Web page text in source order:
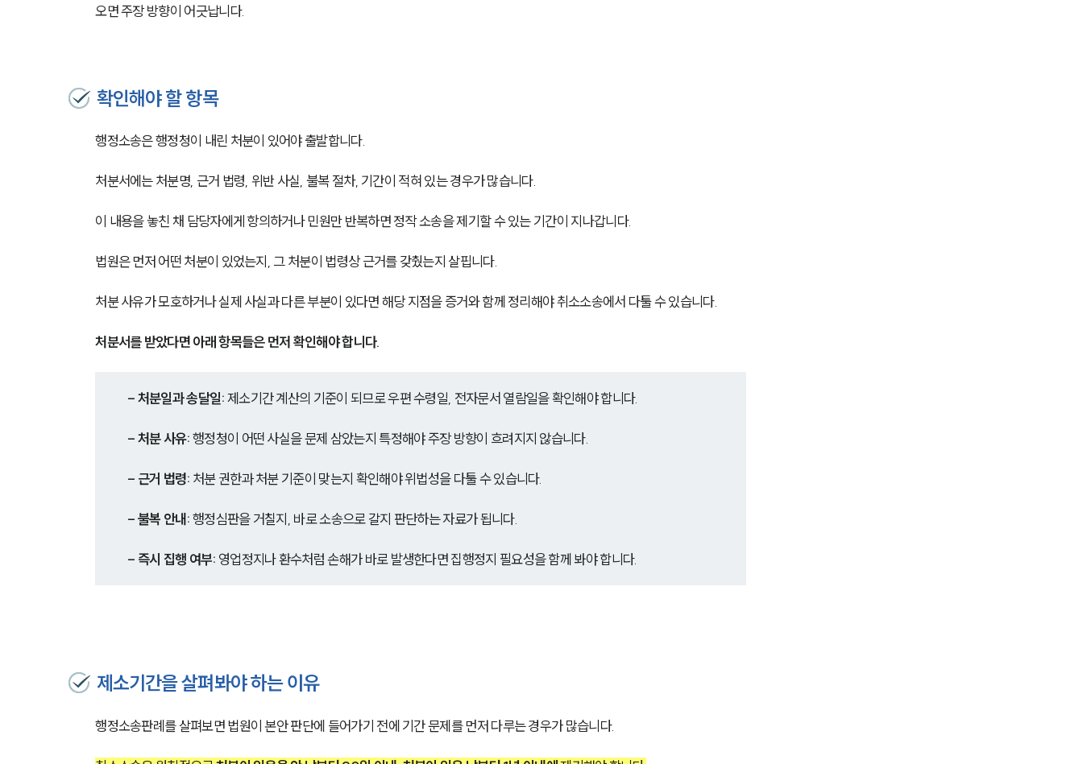
오면 주장 방향이 어긋납니다.
확인해야 할 항목
행정소송은 행정청이 내린 처분이 있어야 출발합니다.
처분서에는 처분명, 근거 법령, 위반 사실, 불복 절차, 기간이 적혀 있는 경우가 많습니다.
이 내용을 놓친 채 담당자에게 항의하거나 민원만 반복하면 정작 소송을 제기할 수 있는 기간이 지나갑니다.
법원은 먼저 어떤 처분이 있었는지, 그 처분이 법령상 근거를 갖췄는지 살핍니다.
처분 사유가 모호하거나 실제 사실과 다른 부분이 있다면 해당 지점을 증거와 함께 정리해야 취소소송에서 다툴 수 있습니다.
처분서를 받았다면 아래 항목들은 먼저 확인해야 합니다.
- 처분일과 송달일: 제소기간 계산의 기준이 되므로 우편 수령일, 전자문서 열람일을 확인해야 합니다.
- 처분 사유: 행정청이 어떤 사실을 문제 삼았는지 특정해야 주장 방향이 흐려지지 않습니다.
- 근거 법령: 처분 권한과 처분 기준이 맞는지 확인해야 위법성을 다툴 수 있습니다.
- 불복 안내: 행정심판을 거칠지, 바로 소송으로 갈지 판단하는 자료가 됩니다.
- 즉시 집행 여부: 영업정지나 환수처럼 손해가 바로 발생한다면 집행정지 필요성을 함께 봐야 합니다.
제소기간을 살펴봐야 하는 이유
행정소송판례를 살펴보면 법원이 본안 판단에 들어가기 전에 기간 문제를 먼저 다루는 경우가 많습니다.